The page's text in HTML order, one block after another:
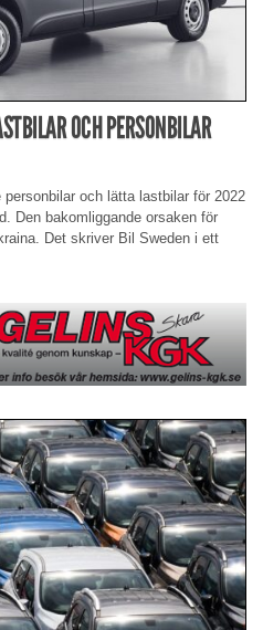
OCH PERSONBILAR
och lätta lastbilar för 2022
Den bakomliggande orsaken för
Det skriver Bil Sweden i ett